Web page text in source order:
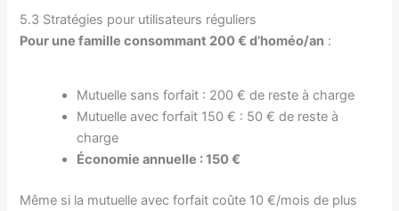
5.3 Stratégies pour utilisateurs réguliers
Pour une famille consommant 200 € d’homéo/an :
Mutuelle sans forfait : 200 € de reste à charge
Mutuelle avec forfait 150 € : 50 € de reste à
charge
Économie annuelle : 150 €
Même si la mutuelle avec forfait coûte 10 €/mois de plus